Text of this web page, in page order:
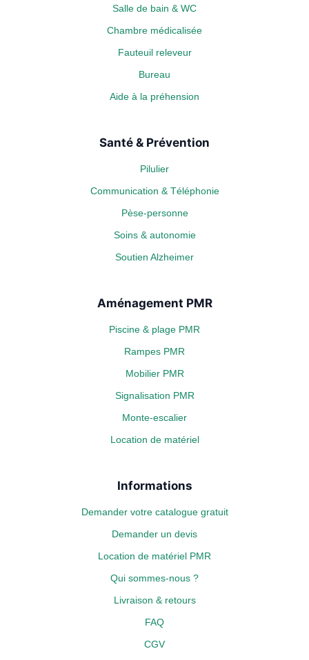
Salle de bain & WC
Chambre médicalisée
Fauteuil releveur
Bureau
Aide à la préhension
Santé & Prévention
Pilulier
Communication & Téléphonie
Pèse-personne
Soins & autonomie
Soutien Alzheimer
Aménagement PMR
Piscine & plage PMR
Rampes PMR
Mobilier PMR
Signalisation PMR
Monte-escalier
Location de matériel
Informations
Demander votre catalogue gratuit
Demander un devis
Location de matériel PMR
Qui sommes-nous ?
Livraison & retours
FAQ
CGV